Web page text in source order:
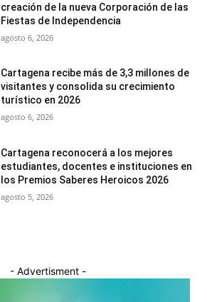
creación de la nueva Corporación de las
Fiestas de Independencia
agosto 6, 2026
Cartagena recibe más de 3,3 millones de
visitantes y consolida su crecimiento
turístico en 2026
agosto 6, 2026
Cartagena reconocerá a los mejores
estudiantes, docentes e instituciones en
los Premios Saberes Heroicos 2026
agosto 5, 2026
- Advertisment -